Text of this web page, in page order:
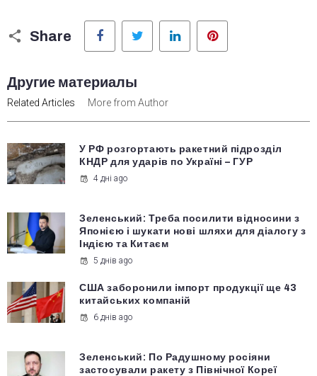
Share
Facebook Twitter LinkedIn
Другие материалы
Related Articles More from Author
У РФ розгортають ракетний підрозділ
КНДР для ударів по Україні – ГУР
4 дні ago
Зеленський: Треба посилити відносини з
Японією і шукати нові шляхи для діалогу з
Індією та Китаєм
5 днів ago
США заборонили імпорт продукції ще 43
китайських компаній
6 днів ago
Зеленський: По Радушному росіяни
застосували ракету з Північної Кореї